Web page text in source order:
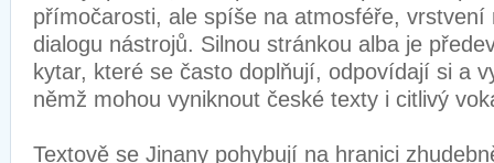
přímočarosti, ale spíše na atmosféře, vrstvení
dialogu nástrojů. Silnou stránkou alba je
kytar, které se často doplňují, odpovídají si a
němž mohou vyniknout české texty i citlivý
Textově se Jinany pohybují na hranici